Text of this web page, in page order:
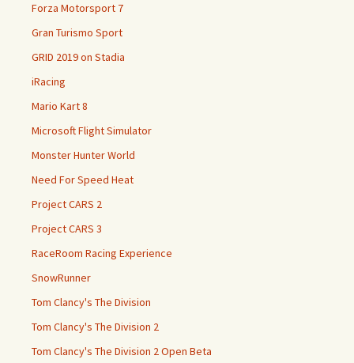
Forza Motorsport 7
Gran Turismo Sport
GRID 2019 on Stadia
iRacing
Mario Kart 8
Microsoft Flight Simulator
Monster Hunter World
Need For Speed Heat
Project CARS 2
Project CARS 3
RaceRoom Racing Experience
SnowRunner
Tom Clancy's The Division
Tom Clancy's The Division 2
Tom Clancy's The Division 2 Open Beta